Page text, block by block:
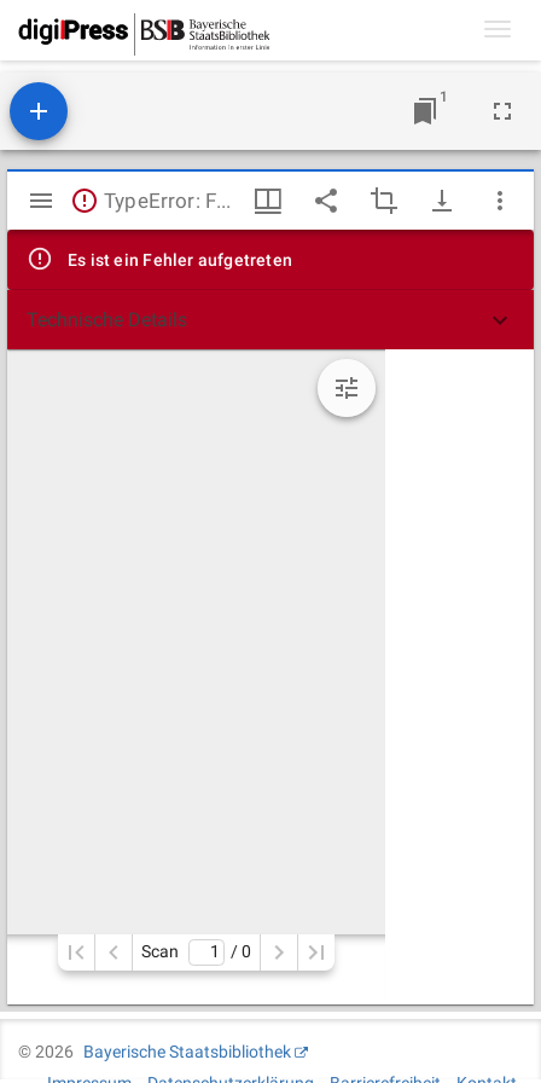
1
Mirador
Viewer
TypeError: Failed to fetch
Es ist ein Fehler aufgetreten
Technische Details
Scan / 0
©2026
Bayerische Staatsbibliothek